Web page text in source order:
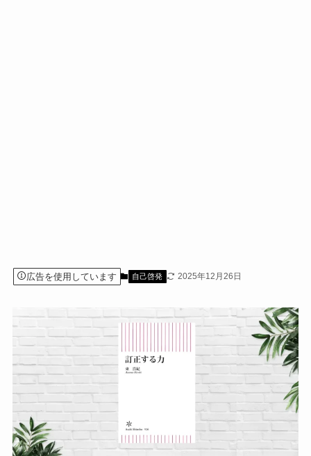
広告を使用しています 自己啓発 2025年12月26日